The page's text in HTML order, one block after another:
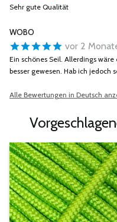
Sehr gute Qualität
WOBO
vor 2
Ein schönes Seil. Allerdings
besser gewesen. Hab ich jedoch
Alle Bewertungen in Deutsch